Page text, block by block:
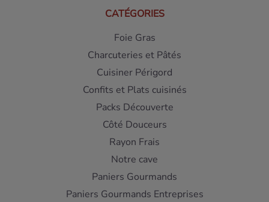
CATÉGORIES
Foie Gras
Charcuteries et Pâtés
Cuisiner Périgord
Confits et Plats cuisinés
Packs Découverte
Côté Douceurs
Rayon Frais
Notre cave
Paniers Gourmands
Paniers Gourmands Entreprises